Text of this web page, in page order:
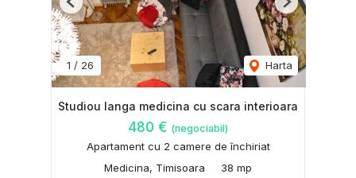
1 / 26 Harta
Previous Next
Studiou langa medicina cu scara interioara
480 € (negociabil)
Apartament cu 2 camere de închiriat
Medicina, Timisoara
38 mp